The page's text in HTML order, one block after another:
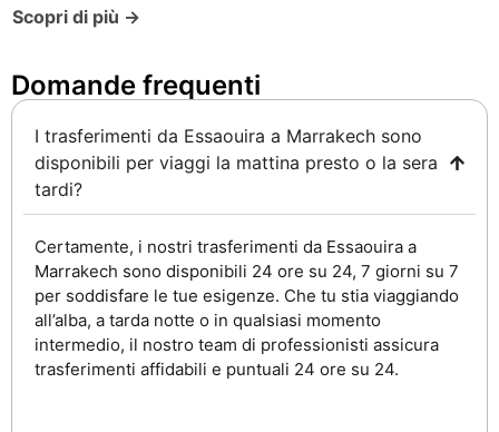
Scopri di più →
Domande frequenti ​
I trasferimenti da Essaouira a Marrakech sono
disponibili per viaggi la mattina presto o la sera
tardi?
Certamente, i nostri trasferimenti da Essaouira a
Marrakech sono disponibili 24 ore su 24, 7 giorni su 7
per soddisfare le tue esigenze. Che tu stia viaggiando
all’alba, a tarda notte o in qualsiasi momento
intermedio, il nostro team di professionisti assicura
trasferimenti affidabili e puntuali 24 ore su 24.